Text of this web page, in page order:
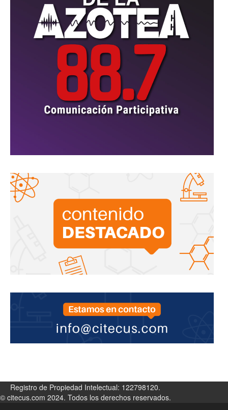
Registro de Propiedad Intelectual: 122798120.
© citecus.com 2024. Todos los derechos reservados.